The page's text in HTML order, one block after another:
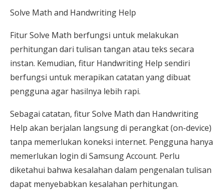
Solve Math and Handwriting Help
Fitur Solve Math berfungsi untuk melakukan
perhitungan dari tulisan tangan atau teks secara
instan. Kemudian, fitur Handwriting Help sendiri
berfungsi untuk merapikan catatan yang dibuat
pengguna agar hasilnya lebih rapi.
Sebagai catatan, fitur Solve Math dan Handwriting
Help akan berjalan langsung di perangkat (on-device)
tanpa memerlukan koneksi internet. Pengguna hanya
memerlukan login di Samsung Account. Perlu
diketahui bahwa kesalahan dalam pengenalan tulisan
dapat menyebabkan kesalahan perhitungan.